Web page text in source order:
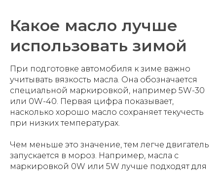
Какое масло лучше
использовать зимой
При подготовке автомобиля к зиме важно
учитывать вязкость масла. Она обозначается
специальной маркировкой, например 5W-30
или 0W-40. Первая цифра показывает,
насколько хорошо масло сохраняет текучесть
при низких температурах.
Чем меньше это значение, тем легче двигатель
запускается в мороз. Например, масла с
маркировкой 0W или 5W лучше подходят для